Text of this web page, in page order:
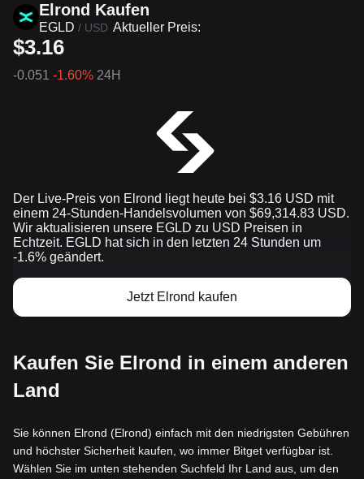
Elrond Kaufen
EGLD / USD Aktueller Preis:
$3.16
-0.051 -1.60% 24H
Der Live-Preis von Elrond liegt heute bei $3.16 USD mit
einem 24-Stunden-Handelsvolumen von $69,314.83 USD.
Wir aktualisieren unsere EGLD zu USD Preisen in
Echtzeit. EGLD hat sich in den letzten 24 Stunden um
-1.6% geändert.
Jetzt Elrond kaufen
Kaufen Sie Elrond in einem anderen
Land
Sie können Elrond (Elrond) einfach mit den niedrigsten Gebühren
und höchster Sicherheit kaufen, wo immer Bitget verfügbar ist.
Wählen Sie im unten stehenden Suchfeld Ihr Land aus, um den